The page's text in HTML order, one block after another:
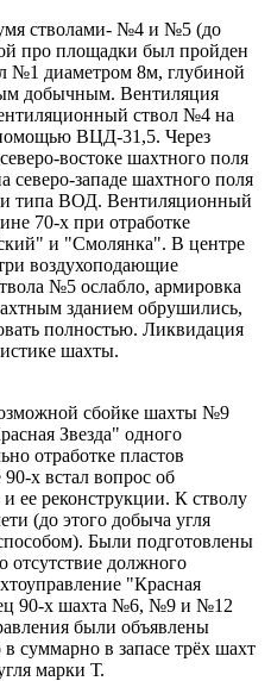
стволами- №4 и №5 (до
про площадки был пройден
№1 диаметром 8м, глубиной
добычным. Вентиляция
ствол №4 на
ВЦД-31,5. Через
востоке шахтного поля
западе шахтного поля
типа ВОД. Вентиляционный
70-х при отработке
и "Смолянка". В центре
воздухоподающие
№5 ослабло, армировка
зданием обрушились,
полностью. Ликвидация
шахты.
сбойке шахты №9
Звезда" одного
отработке пластов
х встал вопрос об
ее реконструкции. К стволу
(до этого добыча угля
Были подготовлены
отсутствие должного
"Красная
90-х шахта №6, №9 и №12
были объявлены
суммарно в запасе трёх шахт
марки Т.